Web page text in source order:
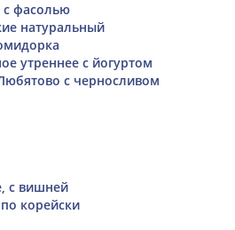
с фасолью
натуральный
утреннее с йогуртом
с черносливом
с вишней
корейски